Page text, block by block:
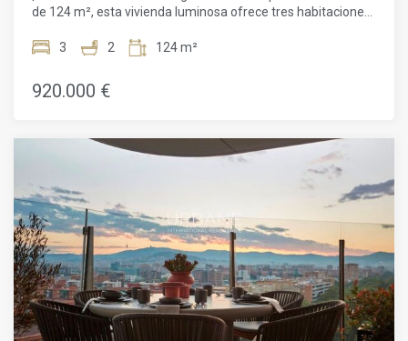
de 124 m², esta vivienda luminosa ofrece tres habitaciones,
disfrutar al máximo de la vida urbana.El piso cuenta con
orientación exterior, la luz natural inunda los espacios
durante gran parte del día, creando una atmósfera cálida y
diario o compartir momentos en familia. El salón-comedor,
amplio y luminoso, es ideal para el descanso. El dormitorio
principal con baño en suite proporciona privacidad y confort,
mientras que las otras dos habitaciones pueden adaptarse
fácilmente como oficinas o habitaciones adicionales.
Ambos baños —uno en suite— están completamente
equipados.El piso cuenta con aire acondicionado y
calefacción para garantizar el confort durante todo el año.
Además, incluye una plaza de aparcamiento en la finca.Las
zonas comunes ofrecen servicios exclusivos: piscina de 180
m², solárium, zona infantil, jardines, gimnasio totalmente
3 2 124 m²
920.000 €